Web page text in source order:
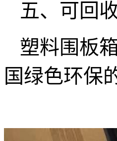
五、可回
塑料围板
国绿色环保